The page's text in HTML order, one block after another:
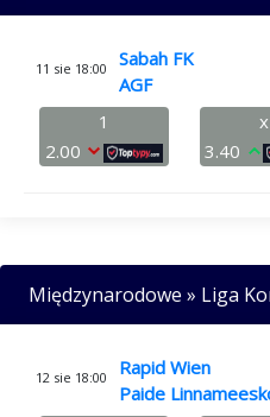
11 sie 18:00
Sabah FK
AGF
1
2.00
x
3.40
Międzynarodowe » Liga
12 sie 18:00
Rapid Wien
Paide